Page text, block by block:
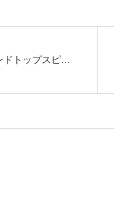
ドトップスピ…